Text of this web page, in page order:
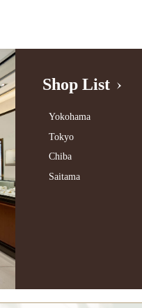
Shop List
Yokohama
Tokyo
Chiba
Saitama